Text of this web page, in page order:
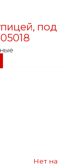
под
Нет на